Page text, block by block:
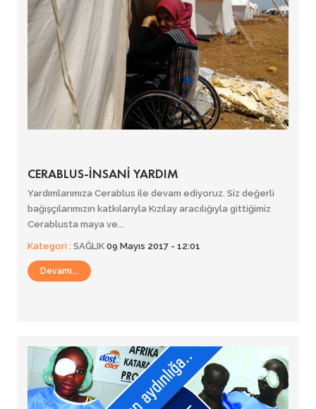
CERABLUS-İNSANİ YARDIM
Yardımlarımıza Cerablus ile devam ediyoruz. Siz değerli
bağışçılarımızın katkılarıyla Kızılay aracılığıyla gittiğimiz
Cerablusta maya ve...
Kategori : SAĞLIK 09 Mayıs 2017 - 12:01
Devamı...